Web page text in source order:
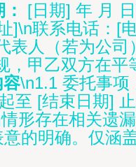
[日期] 年 月
]\n联系电话：[
表人（若为公
甲乙双方在平
\n1.1 委托事项
至 [结束日期]
形存在相关遗
的明确。仅涵